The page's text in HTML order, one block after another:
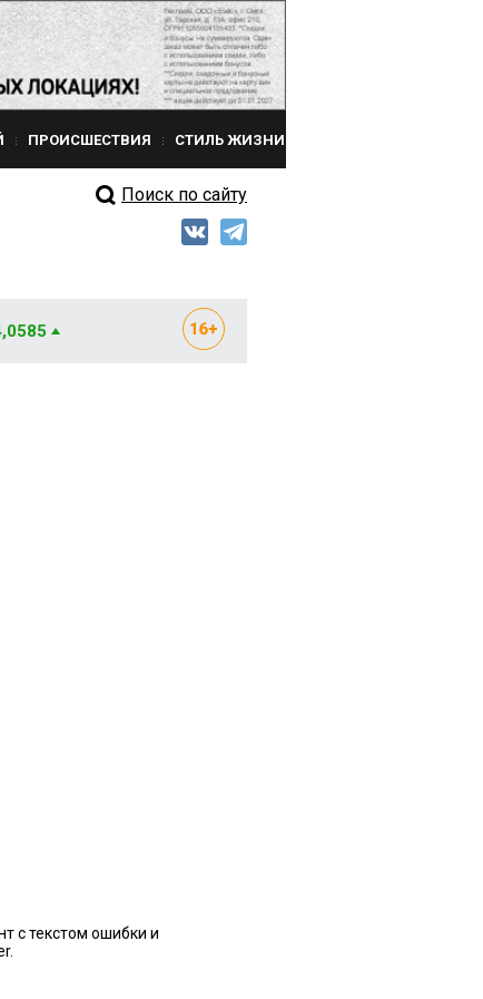
ПРОИСШЕСТВИЯ СТИЛЬ ЖИЗНИ
Поиск по сайту
с текстом ошибки и